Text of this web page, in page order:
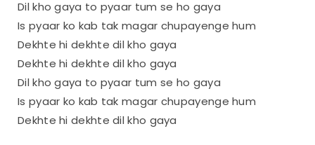
Dil kho gaya to pyaar tum se ho gaya
Is pyaar ko kab tak magar chupayenge hum
Dekhte hi dekhte dil kho gaya
Dekhte hi dekhte dil kho gaya
Dil kho gaya to pyaar tum se ho gaya
Is pyaar ko kab tak magar chupayenge hum
Dekhte hi dekhte dil kho gaya